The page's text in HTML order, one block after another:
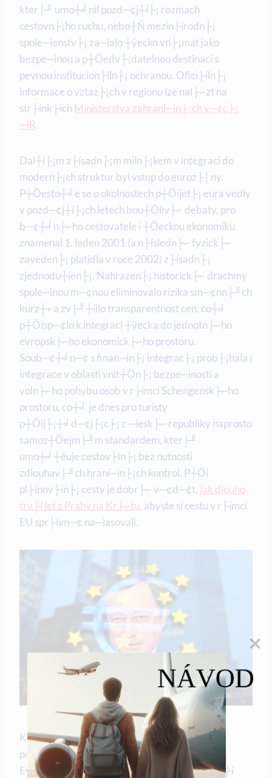
kter├╜ umo┼╛nil pozd─¢j┼í├¡ rozmach
cestovn├¡ho ruchu, nebo┼Ñ mezin├írodn├¡
spole─ìenstv├¡ za─ìalo ┼ÿecko vn├¡mat jako
bezpe─ìnou a p┼Öedv├¡datelnou destinaci s
pevnou institucion├íln├¡ ochranou. Ofici├íln├¡
informace o vztaz├¡ch v regionu lze nal├⌐zt na
str├ínk├ích Ministerstva zahrani─ìn├¡ch v─¢c├¡
─îR.
Dal┼í├¡m z├ísadn├¡m miln├¡kem v integraci do
modern├¡ch struktur byl vstup do euroz├│ny.
P┼Öesto┼╛e se o okolnostech p┼Öijet├¡ eura vedly
v pozd─¢j┼í├¡ch letech bou┼Öliv├⌐ debaty, pro
b─¢┼╛n├⌐ho cestovatele i ┼Öeckou ekonomiku
znamenal 1. leden 2001 (a n├ísledn├⌐ fyzick├⌐
zaveden├¡ platidla v roce 2002) z├ísadn├¡
zjednodu┼íen├¡. Nahrazen├¡ historick├⌐ drachmy
spole─ìnou m─¢nou eliminovalo rizika sm─¢nn├╜ch
kurz┼» a zv├╜┼íilo transparentnost cen, co┼╛
p┼Öisp─¢lo k integraci ┼ÿecka do jednotn├⌐ho
evropsk├⌐ho ekonomick├⌐ho prostoru.
Soub─¢┼╛n─¢ s finan─ìn├¡ integrac├¡ prob├¡hala i
integrace v oblasti vnit┼Ön├¡ bezpe─ìnosti a
voln├⌐ho pohybu osob v r├ímci Schengensk├⌐ho
prostoru, co┼╛ je dnes pro turisty
p┼Öij├¡┼╛d─¢j├¡c├¡ z ─îesk├⌐ republiky naprosto
samoz┼Öejm├╜m standardem, kter├╜
umo┼╛┼êuje cestov├ín├¡ bez nutnosti
zdlouhav├╜ch hrani─ìn├¡ch kontrol. P┼Öi
pl├ínov├ín├¡ cesty je dobr├⌐ v─¢d─¢t, jak dlouho
trv├í let z Prahy na Kr├⌐tu, abyste si cestu v r├ímci
EU spr├ívn─¢ na─ìasovali.
Krizov├í l├⌐ta, kter├í za─ìala v roce 2009,
prov─¢┼Öila pevnost ┼Öeck├╜ch vazeb na
Evropskou unii jako nikdy p┼Öedt├¡m. Dluhov├í
NÁVOD